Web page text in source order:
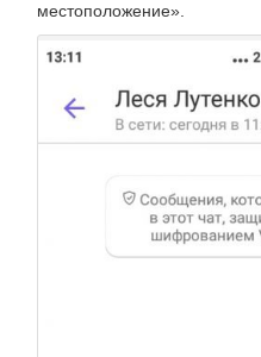
местоположение».